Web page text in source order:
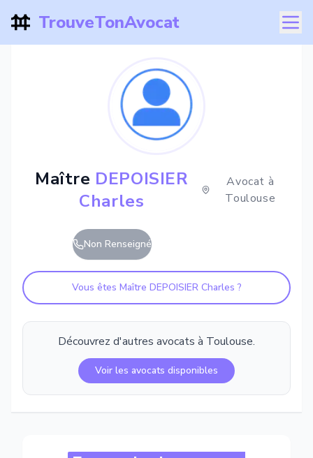
TrouveTonAvocat
Maître DEPOISIER
Charles
Avocat à
Toulouse
Non Renseigné
Vous êtes Maître DEPOISIER Charles ?
Découvrez d'autres avocats à Toulouse.
Voir les avocats disponibles